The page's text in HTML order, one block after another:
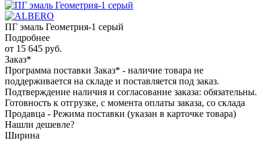
ПГ эмаль Геометрия-1 серый
Подробнее
от 15 645 руб.
Заказ*
Программа поставки Заказ* - наличие товара не
поддерживается на складе и поставляется под заказ.
Подтверждение наличия и согласование заказа: обязательны.
Готовность к отгрузке, с момента оплаты заказа, со склада
Продавца - Режима поставки (указан в карточке товара)
Нашли дешевле?
Ширина